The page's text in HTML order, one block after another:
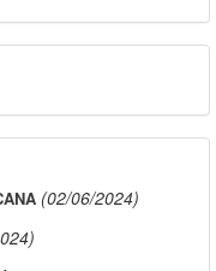
(02/06/2024)